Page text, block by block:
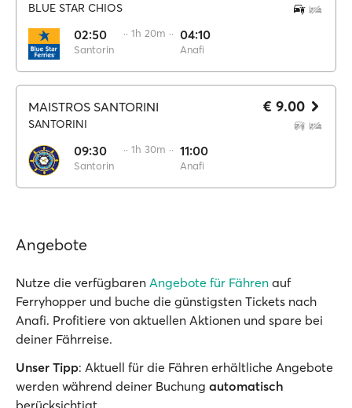
BLUE STAR CHIOS
02:50
Santorin
·· 1h 20m ·· 04:10
Anafi
MAISTROS SANTORINI
SANTORINI
09:30
Santorin
·· 1h 30m ·· 11:00
Anafi
€ 9.00
Angebote
Nutze die verfügbaren Angebote für Fähren auf
Ferryhopper und buche die günstigsten Tickets nach
Anafi. Profitiere von aktuellen Aktionen und spare bei
deiner Fährreise.
Unser Tipp: Aktuell für die Fähren erhältliche Angebote
werden während deiner Buchung automatisch
berücksichtigt.